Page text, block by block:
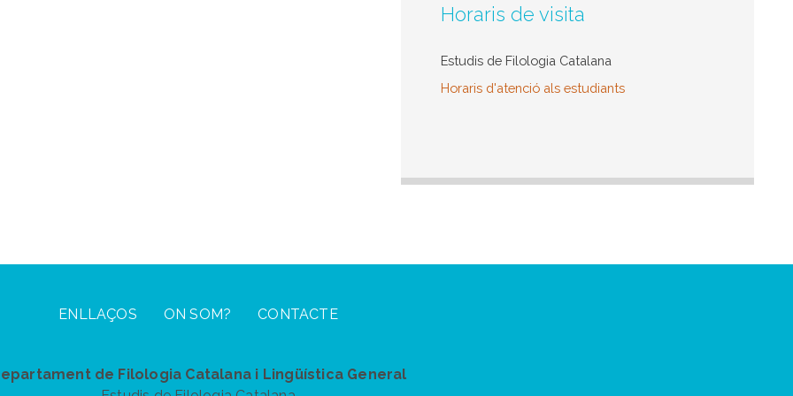
Horaris de visita
Estudis de Filologia Catalana
Horaris d'atenció als estudiants
ENLLAÇOS ON SOM? CONTACTE
de Filologia Catalana i Lingüística General